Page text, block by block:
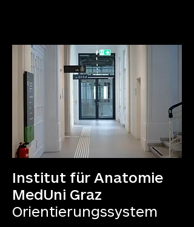
Institut für Anatomie
MedUni Graz
Orientierungssystem